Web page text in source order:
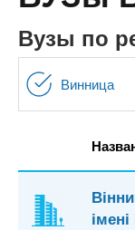
n
t
s
.
х
з
а
в
е
е
Вузы по
Винница